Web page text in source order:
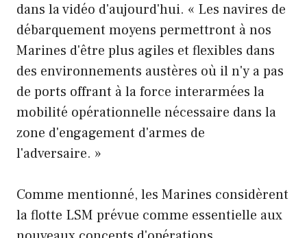
dans la vidéo d'aujourd'hui. « Les navires de
débarquement moyens permettront à nos
Marines d'être plus agiles et flexibles dans
des environnements austères où il n'y a pas
de ports offrant à la force interarmées la
mobilité opérationnelle nécessaire dans la
zone d'engagement d'armes de
l'adversaire. »
Comme mentionné, les Marines considèrent
la flotte LSM prévue comme essentielle aux